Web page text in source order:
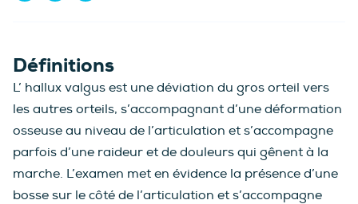
Définitions
L’ hallux valgus est une déviation du gros orteil vers
les autres orteils, s’accompagnant d’une déformation
osseuse au niveau de l’articulation et s’accompagne
parfois d’une raideur et de douleurs qui gênent à la
marche. L’examen met en évidence la présence d’une
bosse sur le côté de l’articulation et s’accompagne